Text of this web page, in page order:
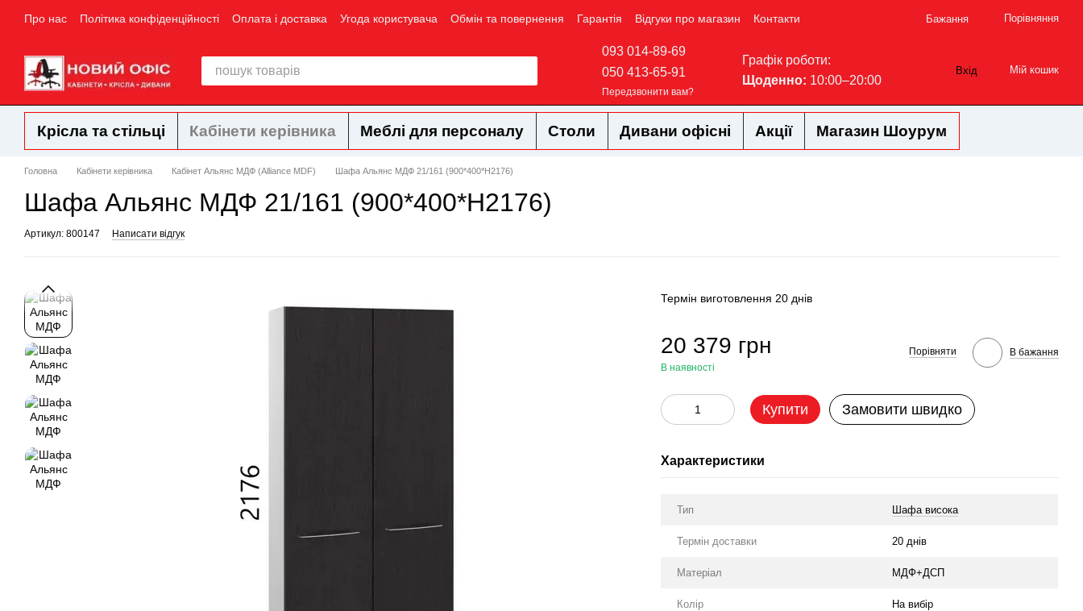
Перейти до основного контенту
Про нас Політика конфіденційності Оплата і доставка Угода користувача Обмін та повернення Гарантія Відгуки про магазин Контакти Бажання Порівняння
093 014-89-69
050 413-65-91
Передзвонити вам?
Графік роботи:
Щоденно: 10:00–20:00
Вхід Мій кошик
Крісла та стільці Кабінети керівника Меблі для персоналу Столи Дивани офісні Акції Магазин Шоурум
Головна Кабінети керівника Кабінет Альянс МДФ (Alliance MDF) Шафа Альянс МДФ 21/161 (900*400*Н2176)
Шафа Альянс МДФ 21/161 (900*400*Н2176)
Артикул: 800147 Написати відгук
Термін виготовлення 20 днів
20 379 грн
В наявності
Порівняти В бажання
Купити Замовити швидко
Характеристики
Тип Шафа висока
Термін доставки 20 днів
Матеріал МДФ+ДСП
Колір На вибір